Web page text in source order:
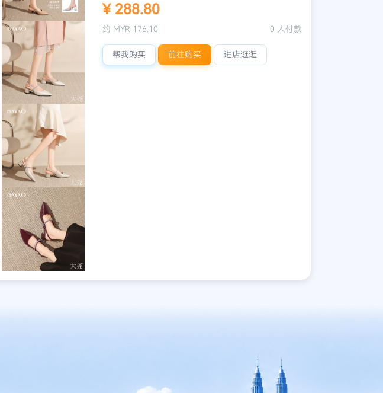
¥ 288.80
0 人付款
约 MYR 176.10
帮我购买 前往购买 进店逛逛